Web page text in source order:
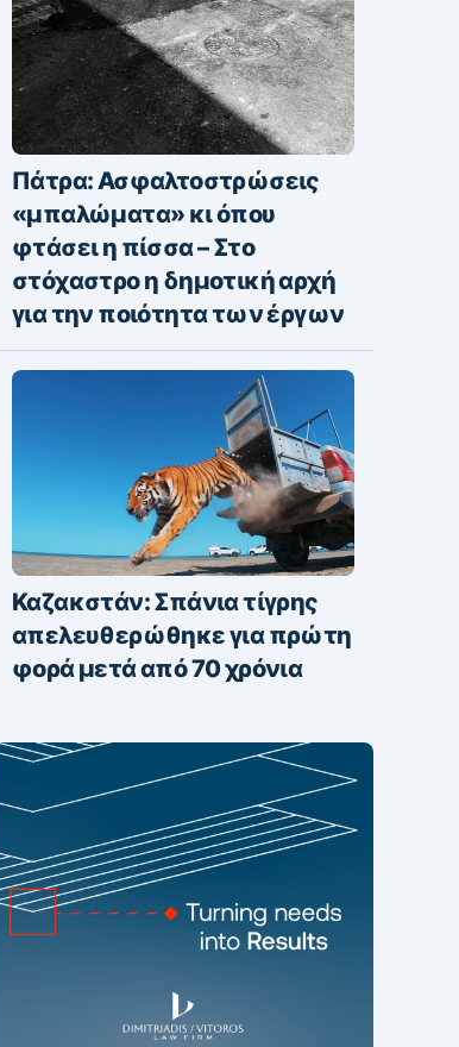
Πάτρα: Ασφαλτοστρώσεις
«μπαλώματα» κι όπου
φτάσει η πίσσα – Στο
στόχαστρο η δημοτική αρχή
για την ποιότητα των έργων
Καζακστάν: Σπάνια τίγρης
απελευθερώθηκε για πρώτη
φορά μετά από 70 χρόνια